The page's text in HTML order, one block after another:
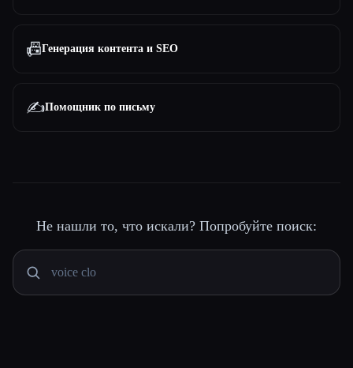
📠Генерация контента и SEO
✍️Помощник по письму
Не нашли то, что искали? Попробуйте поиск: